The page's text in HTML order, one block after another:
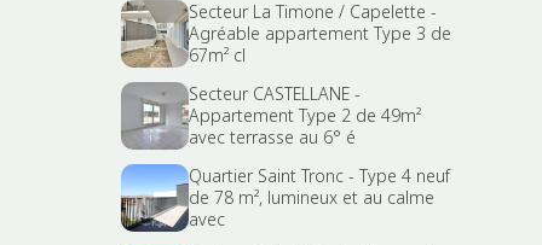
Secteur La Timone / Capelette -
Agréable appartement Type 3 de
67m² cl
Secteur CASTELLANE -
Appartement Type 2 de 49m²
avec terrasse au 6° é
Quartier Saint Tronc - Type 4 neuf
de 78 m², lumineux et au calme
avec